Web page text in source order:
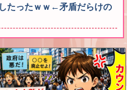
たったｗｗ←矛盾だらけの